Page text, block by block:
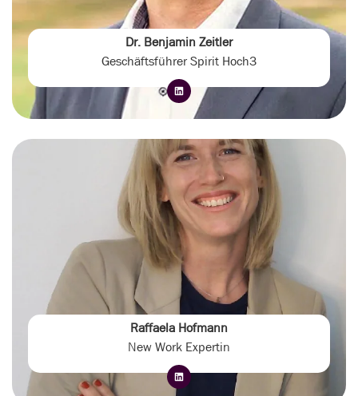
Dr. Benjamin Zeitler
Geschäftsführer Spirit Hoch3
Raffaela Hofmann
New Work Expertin